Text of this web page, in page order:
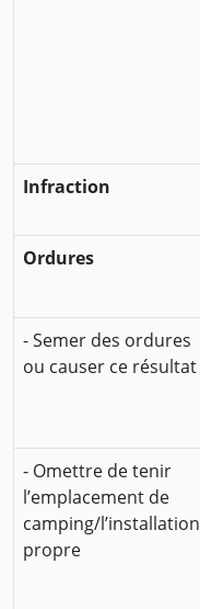
Infraction
Ordures
- Semer des ordures
ou causer ce résultat
- Omettre de tenir
l’emplacement de
camping/l’installation
propre